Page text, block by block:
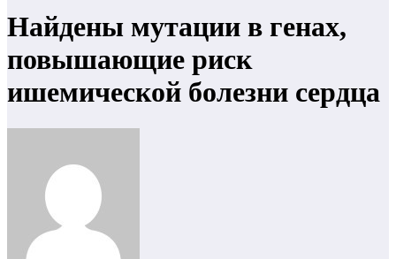
Найдены мутации в генах,
повышающие риск
ишемической болезни сердца